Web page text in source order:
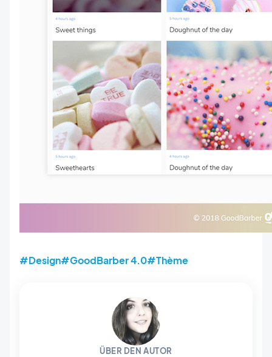
#Design#GoodBarber 4.0#Thème
ÜBER DEN AUTOR